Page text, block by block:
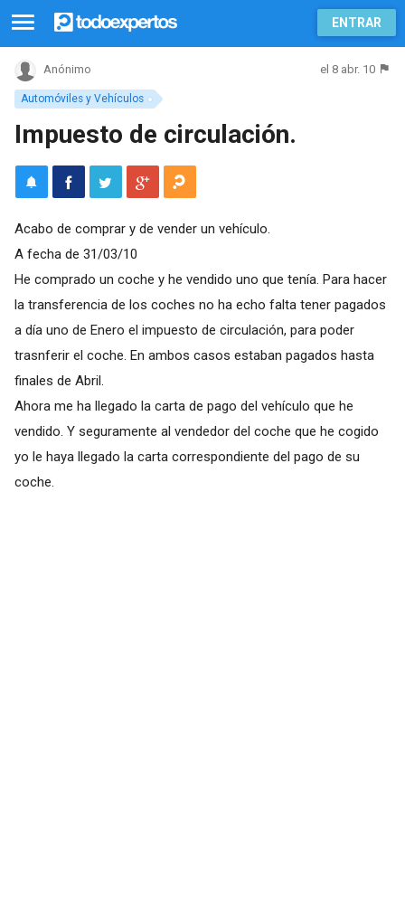
ENTRAR
Automóviles y Vehículos
Anónimo el 8 abr. 10
Impuesto de circulación.
Acabo de comprar y de vender un vehículo.
A fecha de 31/03/10
He comprado un coche y he vendido uno que tenía. Para hacer
la transferencia de los coches no ha echo falta tener pagados
a día uno de Enero el impuesto de circulación, para poder
trasnferir el coche. En ambos casos estaban pagados hasta
finales de Abril.
Ahora me ha llegado la carta de pago del vehículo que he
vendido. Y seguramente al vendedor del coche que he cogido
yo le haya llegado la carta correspondiente del pago de su
coche.